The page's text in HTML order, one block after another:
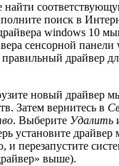
поиск в
windows 10
сенсорной
драйвер
новый драйвер
Затем вернитесь в
. Выберите Удалить
установите
и перезапустите
выше).